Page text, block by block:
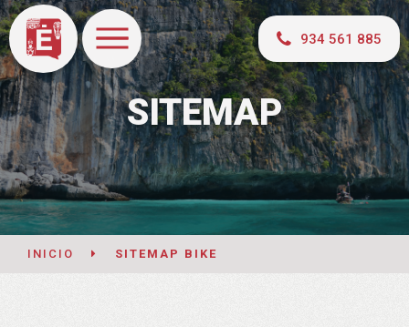
934 561 885
SITEMAP
INICIO SITEMAP BIKE